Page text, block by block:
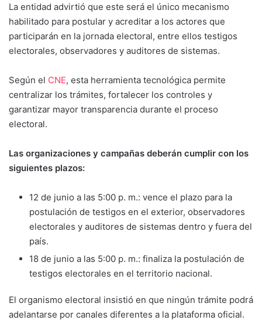
La entidad advirtió que este será el único mecanismo
habilitado para postular y acreditar a los actores que
participarán en la jornada electoral, entre ellos testigos
electorales, observadores y auditores de sistemas.
Según el CNE, esta herramienta tecnológica permite
centralizar los trámites, fortalecer los controles y
garantizar mayor transparencia durante el proceso
electoral.
Las organizaciones y campañas deberán cumplir con los
siguientes plazos:
12 de junio a las 5:00 p. m.: vence el plazo para la
postulación de testigos en el exterior, observadores
electorales y auditores de sistemas dentro y fuera del
país.
18 de junio a las 5:00 p. m.: finaliza la postulación de
testigos electorales en el territorio nacional.
El organismo electoral insistió en que ningún trámite podrá
adelantarse por canales diferentes a la plataforma oficial.